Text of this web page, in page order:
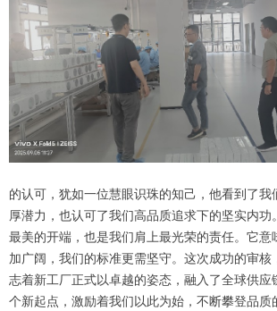
的认可，犹如一位慧眼识珠的知己，他看到了我
厚潜力，也认可了我们高品质追求下的坚实内功
最美的开端，也是我们肩上最光荣的责任。它意
加广阔，我们的标准更需坚守。这次成功的审核
志着新工厂正式以卓越的姿态，融入了全球供应
个新起点，激励着我们以此为始，不断攀登品质